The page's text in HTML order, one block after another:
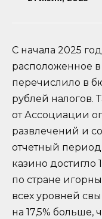
С начала 2025
расположенное
перечислило в
рублей налогов.
от Ассоциации
развлечений и
отчетный
казино достигло
по стране
всех уровней
на 17,5%